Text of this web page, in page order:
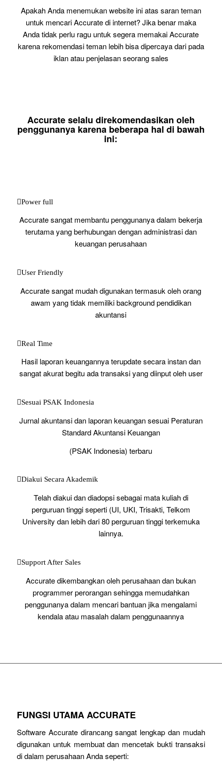
Apakah Anda menemukan website ini atas saran teman
untuk mencari Accurate di internet? Jika benar maka
Anda tidak perlu ragu untuk segera memakai Accurate
karena rekomendasi teman lebih bisa dipercaya dari pada
iklan atau penjelasan seorang sales
Accurate selalu direkomendasikan oleh
penggunanya karena beberapa hal di bawah
ini:
Power full
Accurate sangat membantu penggunanya dalam bekerja
terutama yang berhubungan dengan administrasi dan
keuangan perusahaan
User Friendly
Accurate sangat mudah digunakan termasuk oleh orang
awam yang tidak memiliki background pendidikan
akuntansi
Real Time
Hasil laporan keuangannya terupdate secara instan dan
sangat akurat begitu ada transaksi yang diinput oleh user
Sesuai PSAK Indonesia
Jurnal akuntansi dan laporan keuangan sesuai Peraturan
Standard Akuntansi Keuangan
(PSAK Indonesia) terbaru
Diakui Secara Akademik
Telah diakui dan diadopsi sebagai mata kuliah di
perguruan tinggi seperti (UI, UKI, Trisakti, Telkom
University dan lebih dari 80 perguruan tinggi terkemuka
lainnya.
Support After Sales
Accurate dikembangkan oleh perusahaan dan bukan
programmer perorangan sehingga memudahkan
penggunanya dalam mencari bantuan jika mengalami
kendala atau masalah dalam penggunaannya
FUNGSI UTAMA ACCURATE
Software Accurate dirancang sangat lengkap dan mudah
digunakan untuk membuat dan mencetak bukti transaksi
di dalam perusahaan Anda seperti: